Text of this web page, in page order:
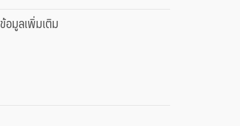
ข้อมูลเพิ่มเติม